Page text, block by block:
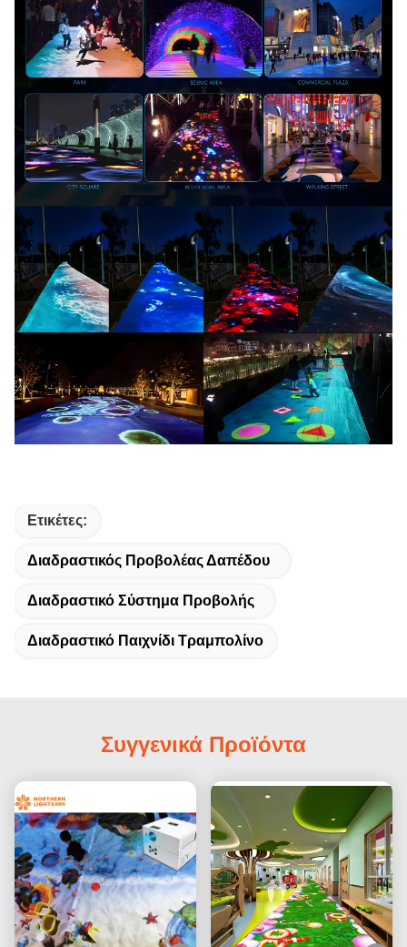
Ετικέτες:
Διαδραστικός Προβολέας Δαπέδου
Διαδραστικό Σύστημα Προβολής
Διαδραστικό Παιχνίδι Τραμπολίνο
Συγγενικά Προϊόντα